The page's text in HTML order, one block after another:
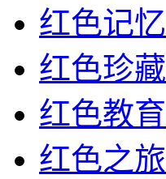
红色记忆
红色珍藏
红色教育
红色之旅